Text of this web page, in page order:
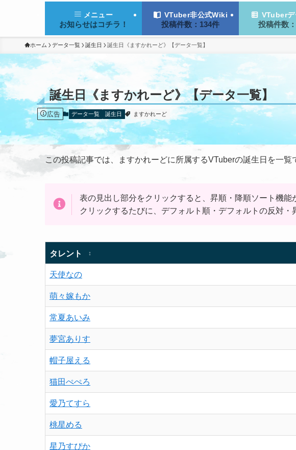
メニュー
お知らせはコチラ！
VTuber非公式Wiki
投稿件数：134件
VTuberデ
投稿件数
ホーム データ一覧 誕生日 誕生日《ますかれーど》【データ一覧】
誕生日《ますかれーど》【データ一覧】
広告 データ一覧 誕生日 ますかれーど
この投稿記事では、ますかれーどに所属するVTuberの誕生日を一覧
表の見出し部分をクリックすると、昇順・降順ソート機能
クリックするたびに、デフォルト順・デフォルトの反対・
タレント ↕
天使なの
萌々嫁もか
常夏あいみ
夢宮ありす
帽子屋える
猫田ぺぺろ
愛乃てすら
桃星める
星乃すぴか